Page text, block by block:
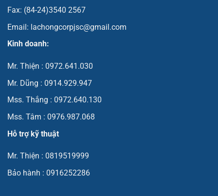
Fax: (84-24)3540 2567
Email: lachongcorpjsc@gmail.com
Kinh doanh:
Mr. Thiện : 0972.641.030
Mr. Dũng : 0914.929.947
Mss. Thắng : 0972.640.130
Mss. Tâm : 0976.987.068
Hỗ trợ kỹ thuật
Mr. Thiện : 0819519999
Bảo hành : 0916252286